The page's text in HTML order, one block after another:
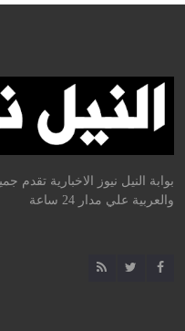
بوابة النيل نيوز الاخبارية تقدم
والعربية علي مدار 24 ساعة